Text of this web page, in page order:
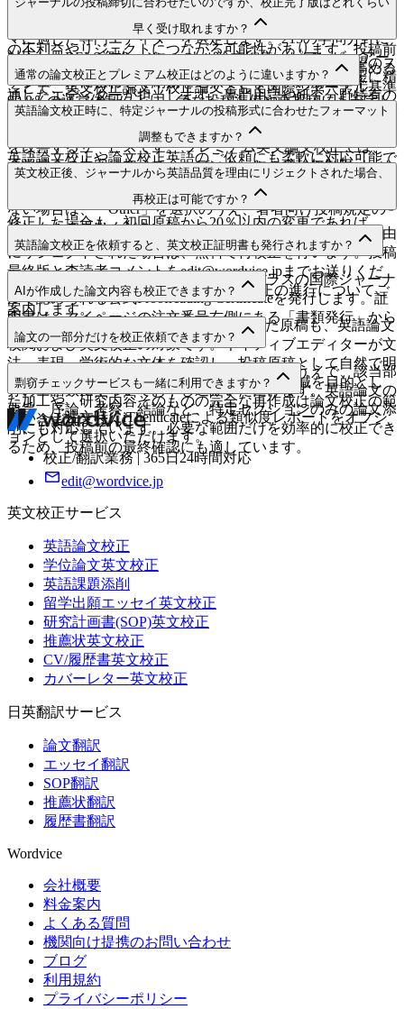
でなく、英語の正確性、可読性、学術的な文体も重要な評価
要素となります。そのため、文法ミスや曖昧な表現は査読時
の不利益やリジェクトにつながる可能性があります。投稿前
に論文の校正を行い、英語研究論文としての完成度を高める
ことで、英文校正論文・校正論文として国際ジャーナル基準
にふさわしい品質へ整えます。
取得ネイティブエディター2,000名以上の中から、論文テー
マに適した専門エディターを選定します。215の学問分野に
対応し、BELS資格、ジャーナル論文編集、ピアレビュアー
経験など、学術論文の論文英文校正および論文英語校正に精
通したエディターが担当します。専門用語や研究分野特有の
文体を踏まえた論文ネイティブチェックにより、ネイティブ
チェック論文としての完成度を高めます。
早く受け取れますか？
最短9時間の緊急英文論文校正から最長7日まで、ご希望のス
ケジュールに合わせて納期を選択できます。納期遵守率
99.8％の運営体制により、急な投稿準備や再投稿にも安定し
て対応します。年中無休・24時間受付に対応しており、進行
状況はメール・SMS・LINEで随時ご案内します。短納期の
英語論文校正や論文校正英語のご依頼にも柔軟に対応可能で
す。
通常の論文校正とプレミアム校正はどのように違いますか？
通常の英語論文校正は、文法・句読点・文体・表現・読みや
すさ・基本的なフォーマット確認を中心に、原稿の言語品質
を改善するサービスです。 プレミアム英文論文校正では、
通常校正の内容に加えて、エディターとの1対1無制限メッセ
す。査読者や編集者からのフィードバックを反映して原稿を
修正した場合も、初回原稿から20％以内の変更であれば、
365日以内に無料で再校正を受けられます。
英語論文校正時に、特定ジャーナルの投稿形式に合わせたフォーマット
調整もできますか？
はい。APA・MLA・Harvard・Chicagoなどの主要スタイルは
注文時に選択できます。対象ジャーナルのスタイルが一覧に
ない場合は、「Other」を選択のうえ、著者向け投稿規定の
リンクをご提出ください。
英文校正後、ジャーナルから英語品質を理由にリジェクトされた場合、
再校正は可能ですか？
はい。校正済み原稿でジャーナルに投稿後、英語品質を理由
にリジェクトされた場合は、無料で再校正を行います。投稿
最終版と査読者コメントをedit@wordvice.jpまでお送りくだ
さい。QAチームが内容を確認し、再校正の進行についてご
案内します。
英語論文校正を依頼すると、英文校正証明書も発行されますか？
はい。論文校正完了後、PubMed・SCIクラスの国際ジャーナ
ルで認められる公式Proofreading Certificateを発行します。証
明書は、マイページの注文番号右側にある「書類発行」から
ダウンロードできます。
AIが作成した論文内容も校正できますか？
はい。ChatGPTなどのAIで作成・翻訳した原稿も、英語論文
校閲および英文校正の対象です。ネイティブエディターが文
法、表現、学術的な文体を確認し、投稿原稿として自然で明
確な英語に整えます。ただし、AI検出率の低減を目的とし
た加工や、研究内容そのものの完全な再作成は論文校正の範
囲に含まれません。
論文の一部分だけを校正依頼できますか？
はい。校正をご希望の箇所をハイライトしたうえで、該当部
分の単語数に基づいてお申し込みいただけます。英語論文の
要旨、序論、考察、結論など、特定セクションのみの論文添
削にも対応しています。必要な範囲だけを効率的に校正でき
るため、投稿前の最終確認にも適しています。
剽窃チェックサービスも一緒に利用できますか？
はい。ご注文時にiThenticateによる類似度レポートをオプシ
ョンとして選択いただけます。
校正/翻訳業務 | 365日24時間対応
edit@wordvice.jp
英文校正サービス
英語論文校正
学位論文英文校正
英語課題添削
留学出願エッセイ英文校正
研究計画書(SOP)英文校正
推薦状英文校正
CV/履歴書英文校正
カバーレター英文校正
日英翻訳サービス
論文翻訳
エッセイ翻訳
SOP翻訳
推薦状翻訳
履歴書翻訳
Wordvice
会社概要
料金案内
よくある質問
機関向け提携のお問い合わせ
ブログ
利用規約
プライバシーポリシー